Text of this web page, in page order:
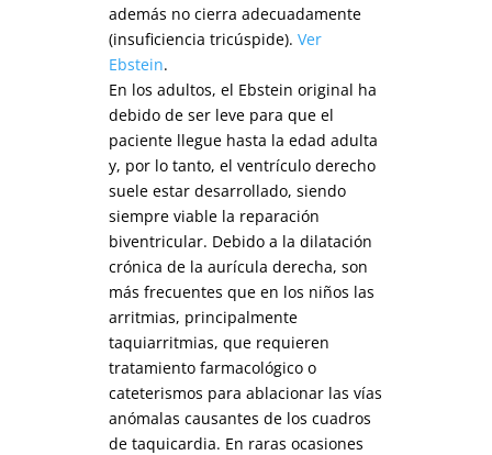
además no cierra adecuadamente
(insuficiencia tricúspide). Ver
Ebstein.
En los adultos, el Ebstein original ha
debido de ser leve para que el
paciente llegue hasta la edad adulta
y, por lo tanto, el ventrículo derecho
suele estar desarrollado, siendo
siempre viable la reparación
biventricular. Debido a la dilatación
crónica de la aurícula derecha, son
más frecuentes que en los niños las
arritmias, principalmente
taquiarritmias, que requieren
tratamiento farmacológico o
cateterismos para ablacionar las vías
anómalas causantes de los cuadros
de taquicardia. En raras ocasiones